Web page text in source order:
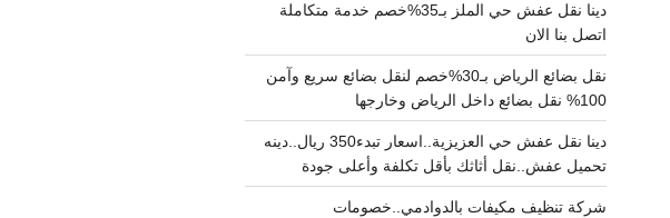
دينا نقل عفش حي الملز بـ35%خصم خدمة متكاملة
اتصل بنا الان
نقل بضائع الرياض بـ30%خصم لنقل بضائع سريع وآمن
100% نقل بضائع داخل الرياض وخارجها
دينا نقل عفش حي العزيزية..اسعار تبدء350 ريال..دينه
تحميل عفش..نقل أثاثك بأقل تكلفة وأعلى جودة
شركة تنظيف مكيفات بالدوادمي..خصومات